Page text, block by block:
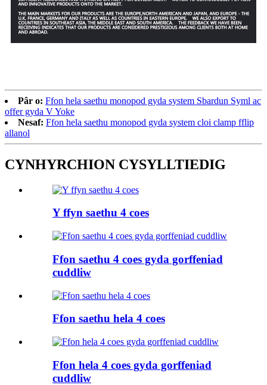
Pâr o: Ffon hela saethu monopod gyda system Sbardun Syml ac
offer gyda V Yoke
Nesaf: Ffon hela saethu monopod gyda system cloi clamp fflip
allanol
CYNHYRCHION CYSYLLTIEDIG
Y ffyn saethu 4 coes
Ffon saethu 4 coes gyda gorffeniad
cuddliw
Ffon saethu hela 4 coes
Ffon hela 4 coes gyda gorffeniad
cuddliw